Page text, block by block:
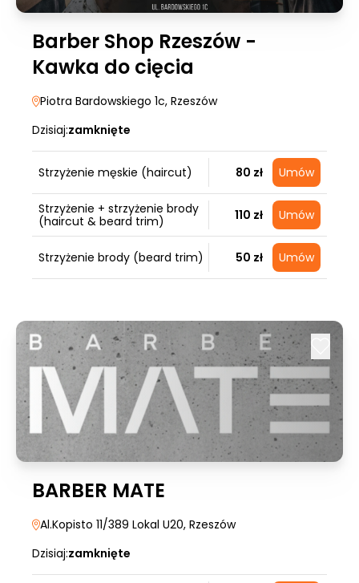
Barber Shop Rzeszów -
Kawka do cięcia
Piotra Bardowskiego 1c, Rzeszów
Dzisiaj:zamknięte
Strzyżenie męskie (haircut) 80 zł Umów
Strzyżenie + strzyżenie brody
(haircut & beard trim)
110 zł Umów
Strzyżenie brody (beard trim) 50 zł Umów
BARBER MATE
Al.Kopisto 11/389 Lokal U20, Rzeszów
Dzisiaj:zamknięte